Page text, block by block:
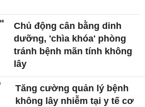
Chủ động cân bằng dinh
dưỡng, 'chìa khóa' phòng
tránh bệnh mãn tính không
lây
Tăng cường quản lý bệnh
không lây nhiễm tại y tế cơ